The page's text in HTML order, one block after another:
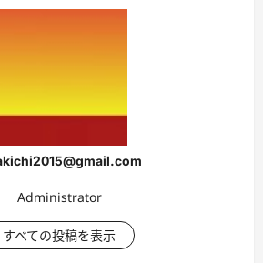
Administrator
すべての投稿を表示